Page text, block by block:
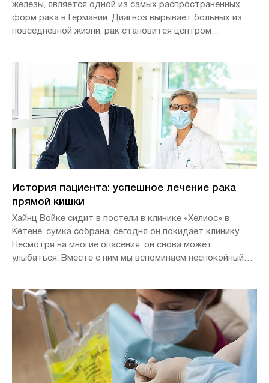
железы, является одной из самых распространенных
форм рака в Германии. Диагноз вырывает больных из
повседневной жизни, рак становится центром
История пациента: успешное лечение рака
прямой кишки
Хайнц Войке сидит в постели в клинике «Хелиос» в
Кётене, сумка собрана, сегодня он покидает клинику.
Несмотря на многие опасения, он снова может
улыбаться. Вместе с ним мы вспоминаем неспокойный